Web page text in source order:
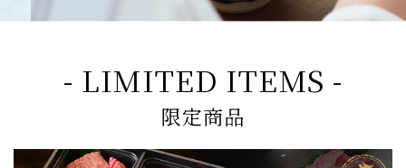
- LIMITED ITEMS -
限定商品